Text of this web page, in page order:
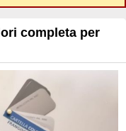
completa per